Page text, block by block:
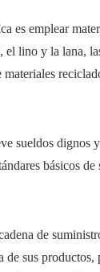
es emplear
lino y la lana,
sueldos dignos
básicos
de
sus productos,